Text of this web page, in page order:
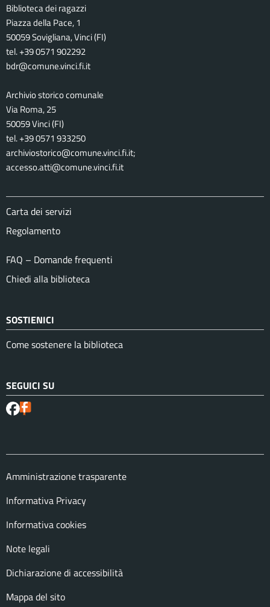
Biblioteca dei ragazzi
Piazza della Pace, 1
50059 Sovigliana, Vinci (FI)
tel. +39 0571 902292
bdr@comune.vinci.fi.it
Archivio storico comunale
Via Roma, 25
50059 Vinci (FI)
tel. +39 0571 933250
archiviostorico@comune.vinci.fi.it;
accesso.atti@comune.vinci.fi.it
Carta dei servizi
Regolamento
FAQ – Domande frequenti
Chiedi alla biblioteca
SOSTIENICI
Come sostenere la biblioteca
SEGUICI SU
Amministrazione trasparente
Informativa Privacy
Informativa cookies
Note legali
Dichiarazione di accessibilità
Mappa del sito